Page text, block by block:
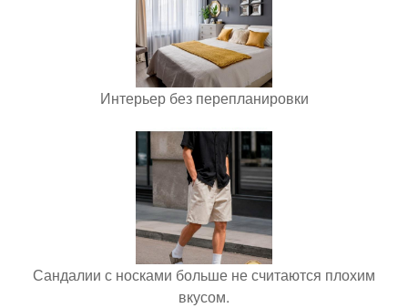
Интерьер без перепланировки
Сандалии с носками больше не считаются плохим
вкусом.